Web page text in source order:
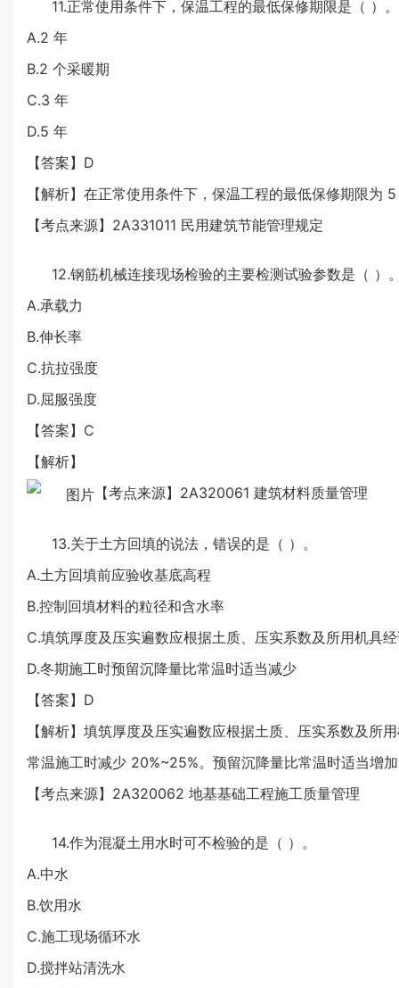
11.正常使用条件下，保温工程的最低保修期限是（ ）。
A.2 年
B.2 个采暖期
C.3 年
D.5 年
【答案】D
【解析】在正常使用条件下，保温工程的最低保修期限
【考点来源】2A331011 民用建筑节能管理规定
12.钢筋机械连接现场检验的主要检测试验参数是（ ）
A.承载力
B.伸长率
C.抗拉强度
D.屈服强度
【答案】C
【解析】
【考点来源】2A320061 建筑材料质量管理
13.关于土方回填的说法，错误的是（ ）。
A.土方回填前应验收基底高程
B.控制回填材料的粒径和含水率
C.填筑厚度及压实遍数应根据土质、压实系数及所用机具
D.冬期施工时预留沉降量比常温时适当减少
【答案】D
【解析】填筑厚度及压实遍数应根据土质、压实系数及
常温施工时减少 20%~25%。预留沉降量比常温时适当增
【考点来源】2A320062 地基基础工程施工质量管理
14.作为混凝土用水时可不检验的是（ ）。
A.中水
B.饮用水
C.施工现场循环水
D.搅拌站清洗水